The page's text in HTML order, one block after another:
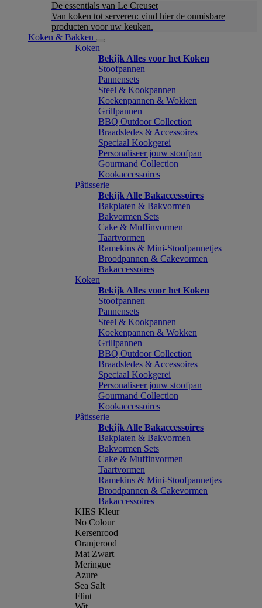
De essentials van Le Creuset
Van koken tot serveren: vind hier de onmisbare
producten voor uw keuken.
Koken & Bakken
Koken
Bekijk Alles voor het Koken
Stoofpannen
Pannensets
Steel & Kookpannen
Koekenpannen & Wokken
Grillpannen
BBQ Outdoor Collection
Braadsledes & Accessoires
Speciaal Kookgerei
Personaliseer jouw stoofpan
Gourmand Collection
Kookaccessoires
Pâtisserie
Bekijk Alle Bakaccessoires
Bakplaten & Bakvormen
Bakvormen Sets
Cake & Muffinvormen
Taartvormen
Ramekins & Mini-Stoofpannetjes
Broodpannen & Cakevormen
Bakaccessoires
Koken
Bekijk Alles voor het Koken
Stoofpannen
Pannensets
Steel & Kookpannen
Koekenpannen & Wokken
Grillpannen
BBQ Outdoor Collection
Braadsledes & Accessoires
Speciaal Kookgerei
Personaliseer jouw stoofpan
Gourmand Collection
Kookaccessoires
Pâtisserie
Bekijk Alle Bakaccessoires
Bakplaten & Bakvormen
Bakvormen Sets
Cake & Muffinvormen
Taartvormen
Ramekins & Mini-Stoofpannetjes
Broodpannen & Cakevormen
Bakaccessoires
KIES Kleur
No Colour
Kersenrood
Oranjerood
Mat Zwart
Meringue
Azure
Sea Salt
Flint